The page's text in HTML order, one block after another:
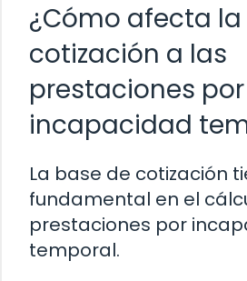
¿Cómo afecta
cotización a las
prestaciones por
incapacidad
La base de cotización
fundamental en el
prestaciones por
temporal.